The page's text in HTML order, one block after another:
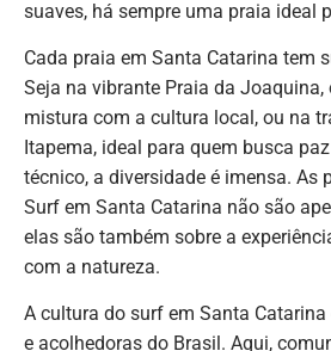
suaves, há sempre uma praia ideal
Cada praia em Santa Catarina tem
Seja na vibrante Praia da Joaquina,
mistura com a cultura local, ou na
Itapema, ideal para quem busca
técnico, a diversidade é imensa. As
Surf em Santa Catarina não são
elas são também sobre a
com a natureza.
A cultura do surf em Santa
e acolhedoras do Brasil. Aqui,